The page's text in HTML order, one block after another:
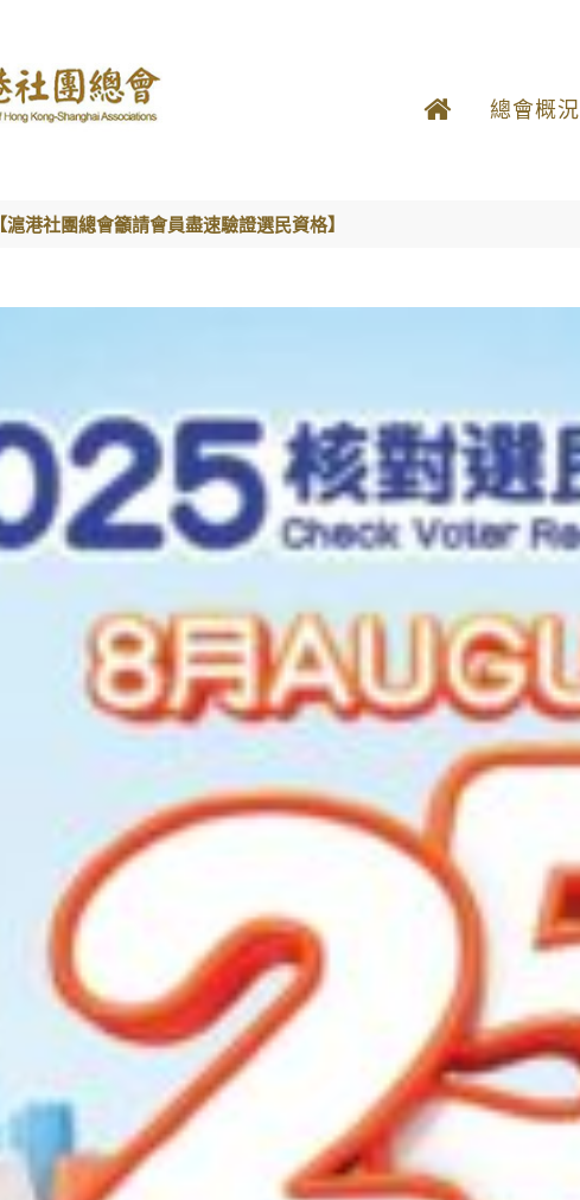
總會概況
【滬港社團總會籲請會員盡速驗證選民資格】